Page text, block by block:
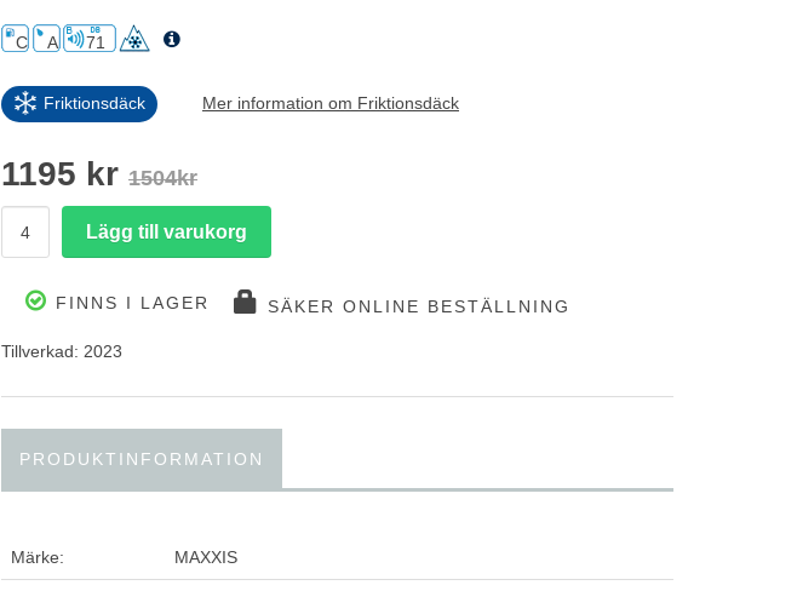
C A 71
Friktionsdäck Mer information om Friktionsdäck
1195 kr 1504kr
FINNS I LAGER SÄKER ONLINE BESTÄLLNING
Tillverkad: 2023
PRODUKTINFORMATION
Märke: MAXXIS